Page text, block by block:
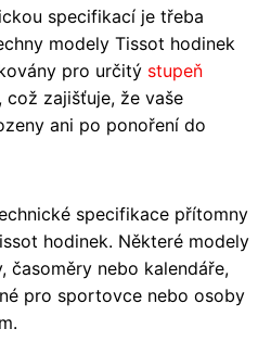
specifikací je třeba
modely Tissot hodinek
pro určitý stupeň
zajišťuje, že vaše
ani po ponoření do
specifikace přítomny
hodinek. Některé modely
časoměry nebo kalendáře,
pro sportovce nebo osoby